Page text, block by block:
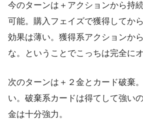
今のターンは＋アクションから持
可能。購入フェイズで獲得してか
効果は薄い。獲得系アクションか
な。ということでこっちは完全にオ
次のターンは＋２金とカード破棄
い。破棄系カードは得てして強い
金は十分強力。